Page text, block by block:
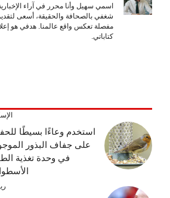
اسمي سهيل وأنا محرر في آراء
شغفي بالصحافة والحقيقة، أسعى
مفصلة تعكس واقع عالمنا. هدفي هو
كتاباتي.
استخدم وعاءًا بسيطًا
على جفاف البذور
في وحدة تغذية